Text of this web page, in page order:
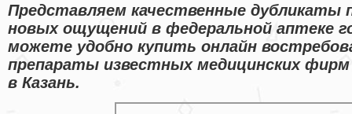
Представляем качественные дубликаты
новых ощущений в федеральной аптеке
можете удобно купить онлайн
препараты известных медицинских
в Казань.